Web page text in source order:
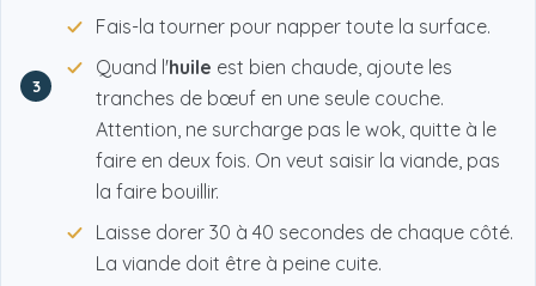
3
Fais-la tourner pour napper toute la surface.
Quand l'huile est bien chaude, ajoute les
tranches de bœuf en une seule couche.
Attention, ne surcharge pas le wok, quitte à le
faire en deux fois. On veut saisir la viande, pas
la faire bouillir.
Laisse dorer 30 à 40 secondes de chaque côté.
La viande doit être à peine cuite.